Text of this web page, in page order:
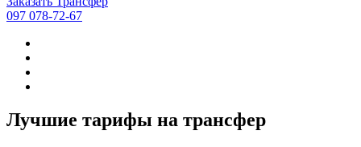
097 078-72-67
Лучшие тарифы на трансфер